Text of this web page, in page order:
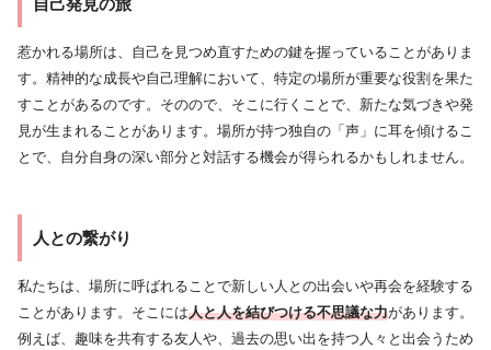
自己発見の旅
惹かれる場所は、自己を見つめ直すための鍵を握っていることがありま
す。精神的な成長や自己理解において、特定の場所が重要な役割を果た
すことがあるのです。そのので、そこに行くことで、新たな気づきや発
見が生まれることがあります。場所が持つ独自の「声」に耳を傾けるこ
とで、自分自身の深い部分と対話する機会が得られるかもしれません。
人との繋がり
私たちは、場所に呼ばれることで新しい人との出会いや再会を経験する
ことがあります。そこには人と人を結びつける不思議な力があります。
例えば、趣味を共有する友人や、過去の思い出を持つ人々と出会うため